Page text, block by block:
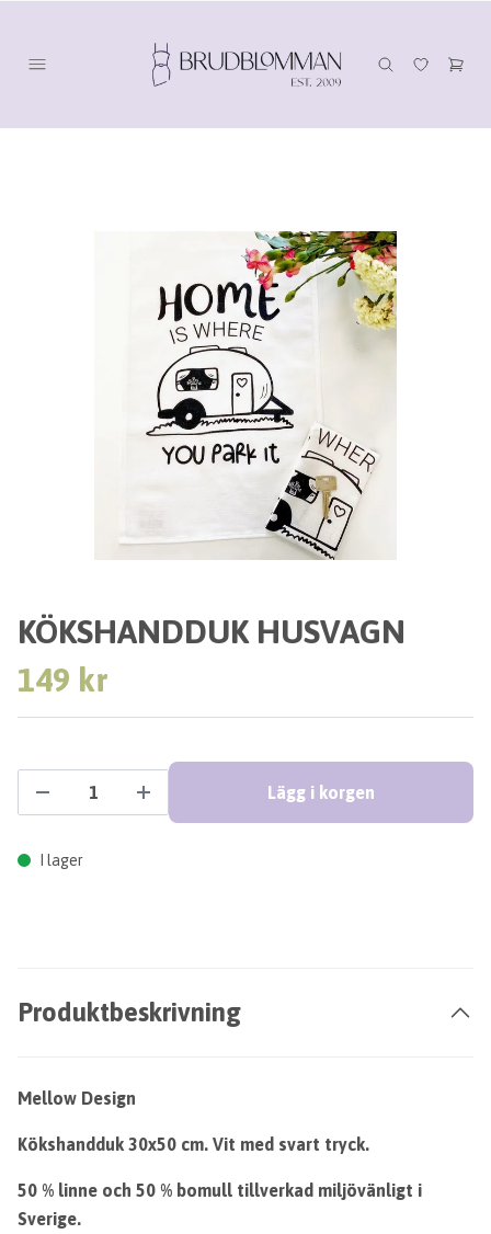
KÖKSHANDDUK HUSVAGN
149 kr
Lägg i korgen
I lager
Produktbeskrivning
Mellow Design
Kökshandduk 30x50 cm. Vit med svart tryck.
50 % linne och 50 % bomull tillverkad miljövänligt i
Sverige.